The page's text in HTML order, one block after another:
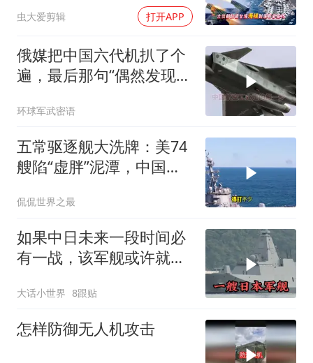
虫大爱剪辑 打开APP
俄媒把中国六代机扒了个
遍，最后那句“偶然发现”
环球军武密语
五常驱逐舰大洗牌：美74
艘陷“虚胖”泥潭，中国数
侃侃世界之最
如果中日未来一段时间必
有一战，该军舰或许就是
大话小世界 8跟贴
怎样防御无人机攻击